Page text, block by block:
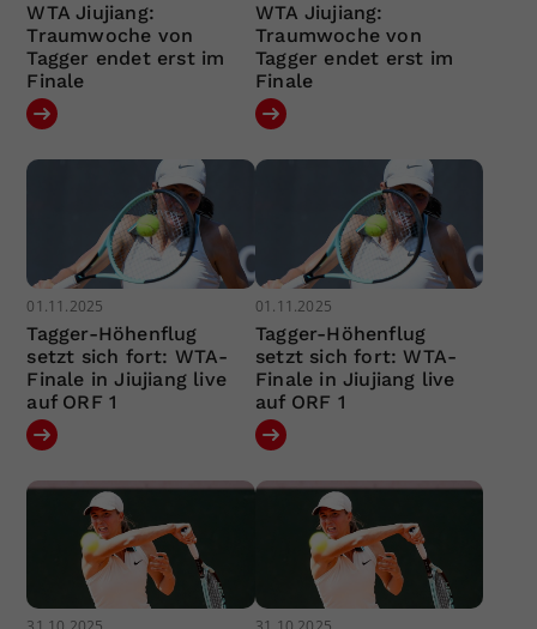
WTA Jiujiang:
Traumwoche von
Tagger endet erst im
Finale
WTA Jiujiang:
Traumwoche von
Tagger endet erst im
Finale
01.11.2025
Tagger-Höhenflug
setzt sich fort: WTA-
Finale in Jiujiang live
auf ORF 1
01.11.2025
Tagger-Höhenflug
setzt sich fort: WTA-
Finale in Jiujiang live
auf ORF 1